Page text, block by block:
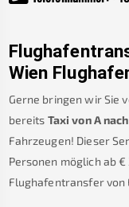
Wien
Gerne bringen wir Sie
bereits Taxi von A
Fahrzeugen! Dieser
Personen möglich ab €
Flughafentransfer von